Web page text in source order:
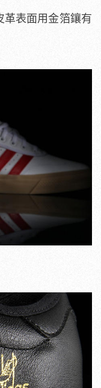
革表面用金箔鑲有